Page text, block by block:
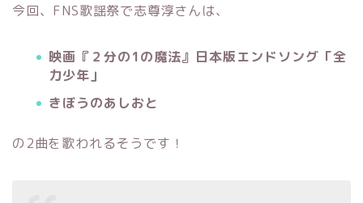
今回、FNS歌謡祭で志尊淳さんは、
映画『２分の1の魔法』日本版エンドソング「全
力少年」
きぼうのあしおと
の2曲を歌われるそうです！